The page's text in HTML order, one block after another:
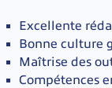
Excellente
Bonne culture
Maîtrise des
Compétences